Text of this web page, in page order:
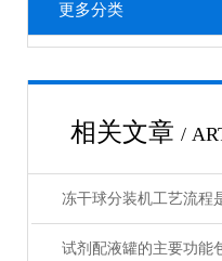
更多分类
相关文章 /
冻干球分装机工艺流程